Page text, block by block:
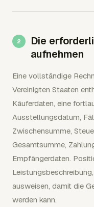
Die
aufnehmen
Eine vollständige
Vereinigten Staaten
Käuferdaten, eine
Ausstellungsdatum,
Zwischensumme,
Gesamtsumme,
Empfängerdaten.
ausweisen, damit die
werden kann.